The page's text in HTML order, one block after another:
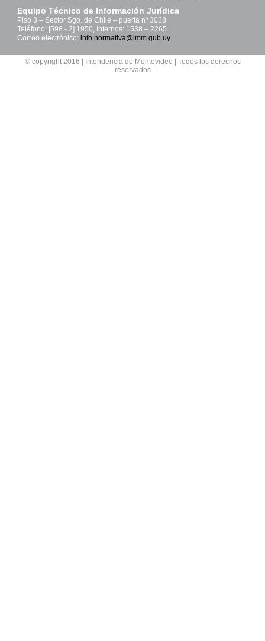
Equipo Técnico de Información Jurídica
Piso 3 – Sector Sgo. de Chile – puerta nº 3028
Teléfono: [598 - 2] 1950, Internos: 1538 – 2265
Correo electrónico: info.normativa@imm.gub.uy
© copyright 2016 | Intendencia de Montevideo | Todos los derechos
reservados